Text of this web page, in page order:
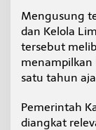
Mengusung
dan Kelola
tersebut
menampilkan
satu tahun
Pemerintah
diangkat